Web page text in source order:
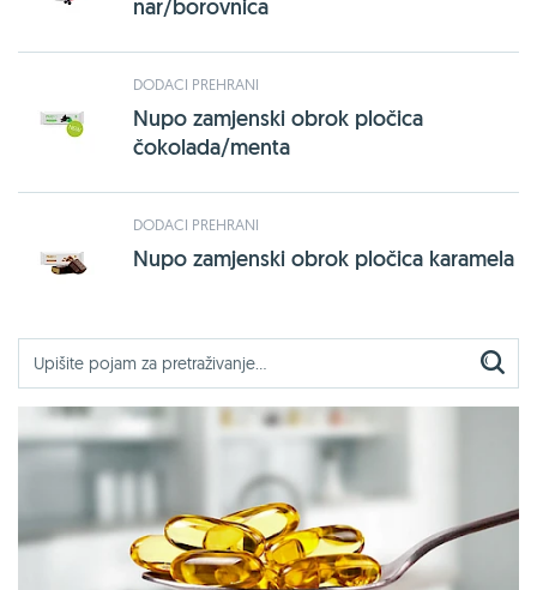
nar/borovnica
DODACI PREHRANI
Nupo zamjenski obrok pločica
čokolada/menta
DODACI PREHRANI
Nupo zamjenski obrok pločica karamela